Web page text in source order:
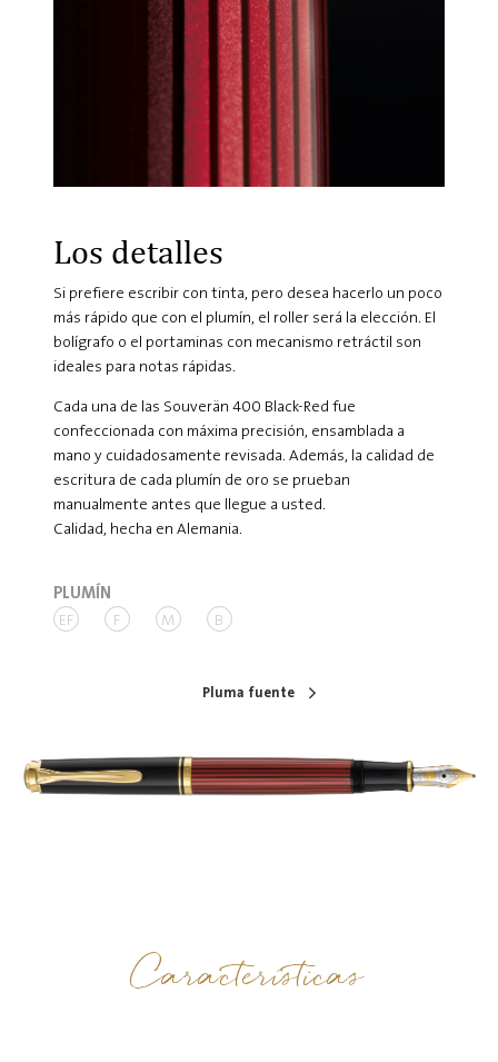
Los detalles
Si prefiere escribir con tinta, pero desea hacerlo un poco
más rápido que con el plumín, el roller será la elección. El
bolígrafo o el portaminas con mecanismo retráctil son
ideales para notas rápidas.
Cada una de las Souverän 400 Black-Red fue
confeccionada con máxima precisión, ensamblada a
mano y cuidadosamente revisada. Además, la calidad de
escritura de cada plumín de oro se prueban
manualmente antes que llegue a usted.
Calidad, hecha en Alemania.
PLUMÍN
EF F M B
Pluma fuente
Características